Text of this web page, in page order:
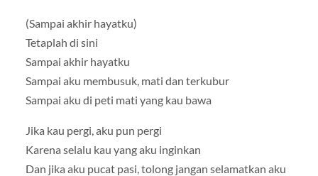
(Sampai akhir hayatku)
Tetaplah di sini
Sampai akhir hayatku
Sampai aku membusuk, mati dan terkubur
Sampai aku di peti mati yang kau bawa
Jika kau pergi, aku pun pergi
Karena selalu kau yang aku inginkan
Dan jika aku pucat pasi, tolong jangan selamatkan aku